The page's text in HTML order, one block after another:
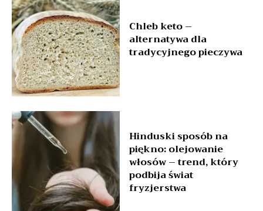
Chleb keto –
alternatywa dla
tradycyjnego pieczywa
Hinduski sposób na
piękno: olejowanie
włosów – trend, który
podbija świat
fryzjerstwa